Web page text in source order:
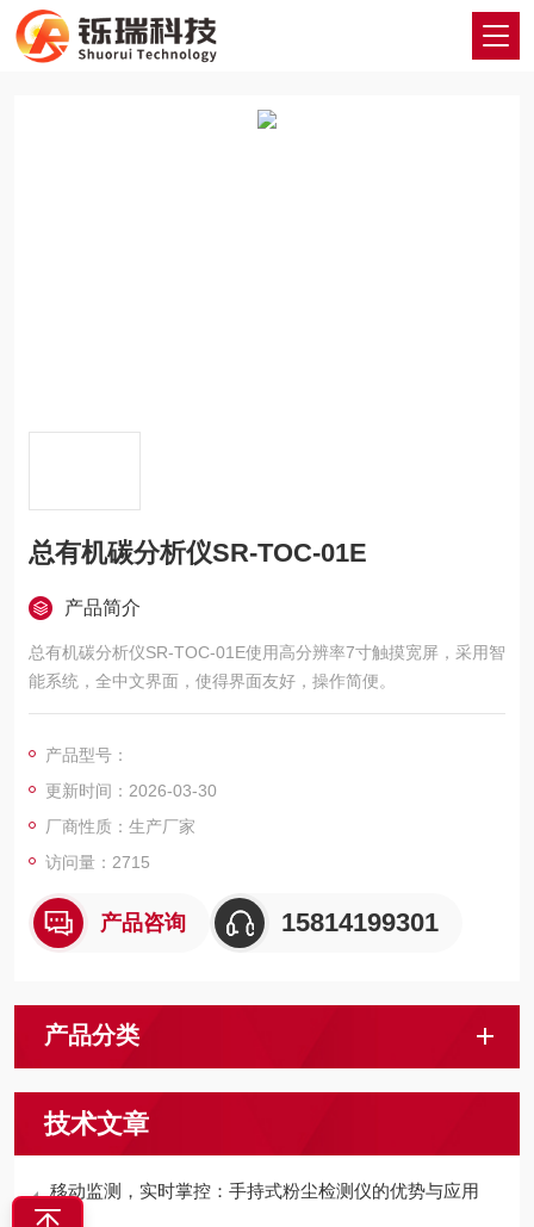
总有机碳分析仪SR-TOC-01E
产品简介
总有机碳分析仪SR-TOC-01E使用高分辨率7寸触摸宽屏，采用智
能系统，全中文界面，使得界面友好，操作简便。
产品型号：
更新时间：2026-03-30
厂商性质：生产厂家
访问量：2715
产品咨询 15814199301
产品分类
技术文章
移动监测，实时掌控：手持式粉尘检测仪的优势与应用